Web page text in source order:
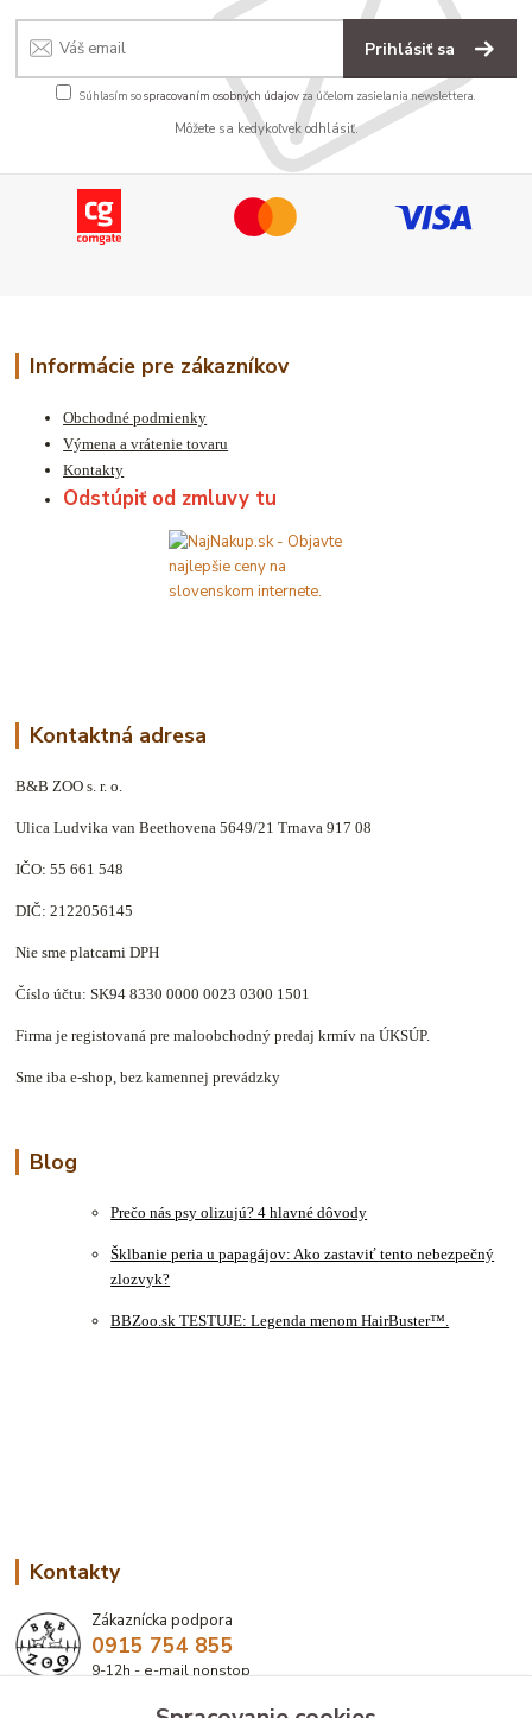
Prihlásiť sa
Súhlasím sospracovaním osobných údajov za účelom zasielania newslettera.
Môžete sa kedykoľvek odhlásiť.
Informácie pre zákazníkov
Obchodné podmienky
Výmena a vrátenie tovaru
Kontakty
Odstúpiť od zmluvy tu
Kontaktná adresa
B&B ZOO s. r. o.
Ulica Ludvika van Beethovena 5649/21 Trnava 917 08
IČO: 55 661 548
DIČ: 2122056145
Nie sme platcami DPH
Číslo účtu: SK94 8330 0000 0023 0300 1501
Firma je registovaná pre maloobchodný predaj krmív na ÚKSÚP.
Sme iba e-shop, bez kamennej prevádzky
Blog
Prečo nás psy olizujú? 4 hlavné dôvody
Šklbanie peria u papagájov: Ako zastaviť tento nebezpečný
zlozvyk?
BBZoo.sk TESTUJE: Legenda menom HairBuster™.
Kontakty
Zákaznícka podpora
0915 754 855
9-12h - e-mail nonstop
eshop@bbzoo.sk